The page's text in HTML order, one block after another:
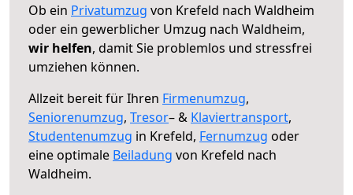
Ob ein Privatumzug von Krefeld nach Waldheim
oder ein gewerblicher Umzug nach Waldheim,
wir helfen, damit Sie problemlos und stressfrei
umziehen können.
Allzeit bereit für Ihren Firmenumzug,
Seniorenumzug, Tresor– & Klaviertransport,
Studentenumzug in Krefeld, Fernumzug oder
eine optimale Beiladung von Krefeld nach
Waldheim.